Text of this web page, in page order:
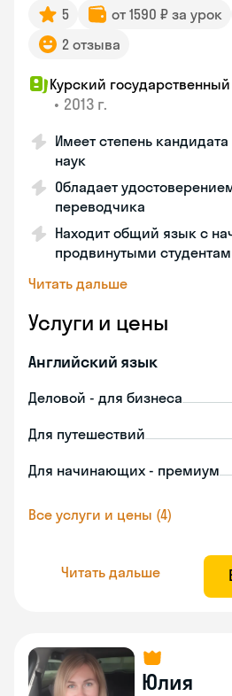
5 от 1590 ₽ за урок
2 отзыва
Курский
• 2013 г.
Имеет степень
наук
Обладает
переводчика
Находит общий язык с
продвинутыми
Читать дальше
Услуги и цены
Английский язык
Деловой - для бизнеса
Для путешествий
Для начинающих - премиум
Все услуги и цены (4)
Читать дальше
Юлия